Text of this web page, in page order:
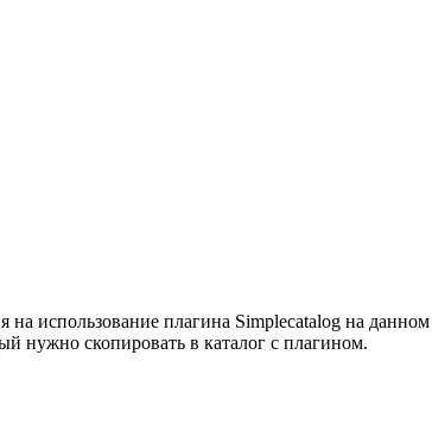
на использование плагина Simplecatalog на
нужно скопировать в каталог с плагином.